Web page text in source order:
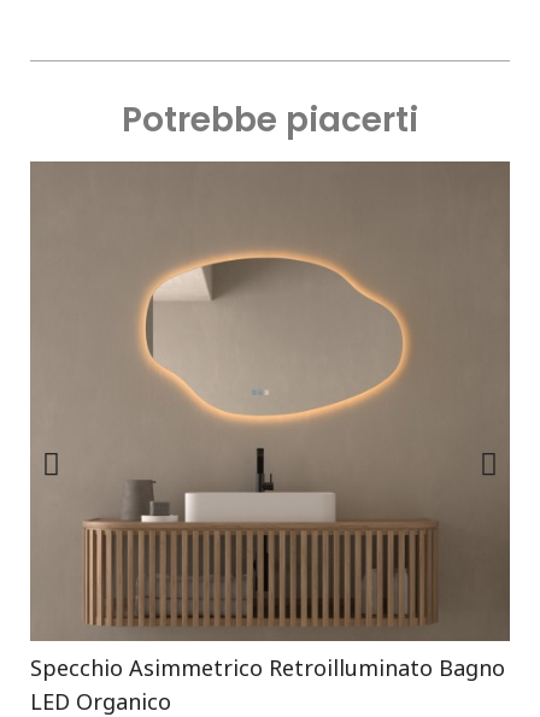
Potrebbe piacerti
Specchio Asimmetrico Retroilluminato Bagno
LED Organico